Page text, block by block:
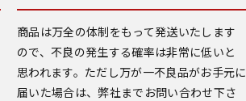
商品は万全の体制をもって発送いたします
ので、不良の発生する確率は非常に低いと
思われます。ただし万が一不良品がお手元に
届いた場合は、弊社までお問い合わせ下さ